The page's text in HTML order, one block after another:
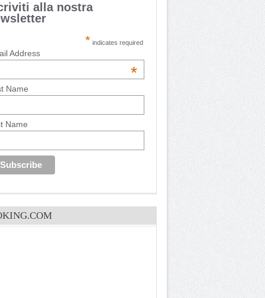
alla nostra
* indicates required
Address
*
Name
Name